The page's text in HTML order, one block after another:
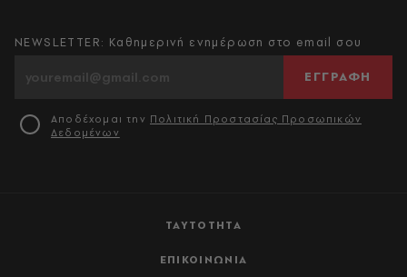
ΤΑΥΤΟΤΗΤΑ
ΕΠΙΚΟΙΝΩΝΙΑ
NEWSLETTER: Καθημερινή ενημέρωση στο email σου
ΕΓΓΡΑΦΗ
Αποδέχομαι την Πολιτική Προστασίας Προσωπικών
Δεδομένων